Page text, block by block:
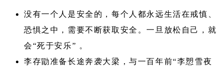
没有一个人是安全的，每个人都永远生活在戒慎、
恐惧之中，需要不断获取安全。一旦放松自己，就
会“死于安乐” 。
李存勖准备长途奔袭大梁，与一百年前“李愬雪夜